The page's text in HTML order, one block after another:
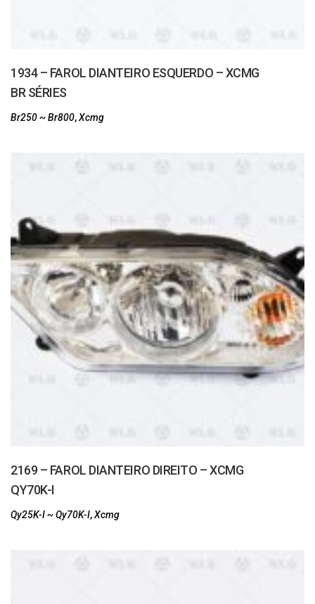
1934 – FAROL DIANTEIRO ESQUERDO – XCMG
BR SÉRIES
Br250 ~ Br800,Xcmg
2169 – FAROL DIANTEIRO DIREITO – XCMG
QY70K-I
Qy25K-I ~ Qy70K-I,Xcmg